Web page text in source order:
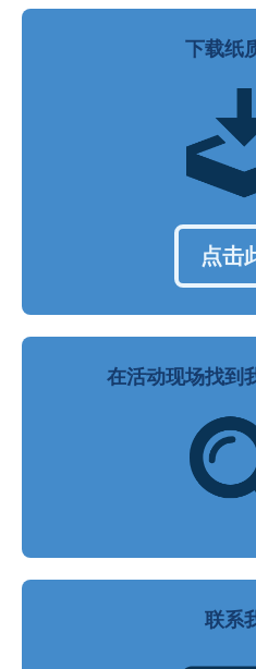
下载纸
点击
在活动现场找到
联系